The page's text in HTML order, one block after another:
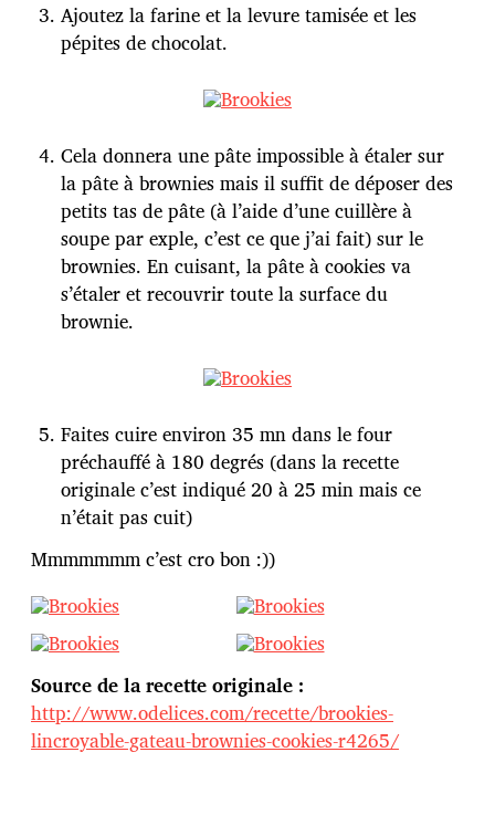
Ajoutez la farine et la levure tamisée et les
pépites de chocolat.
Cela donnera une pâte impossible à étaler sur
la pâte à brownies mais il suffit de déposer des
petits tas de pâte (à l’aide d’une cuillère à
soupe par exple, c’est ce que j’ai fait) sur le
brownies. En cuisant, la pâte à cookies va
s’étaler et recouvrir toute la surface du
brownie.
Faites cuire environ 35 mn dans le four
préchauffé à 180 degrés (dans la recette
originale c’est indiqué 20 à 25 min mais ce
n’était pas cuit)
Mmmmmmm c’est cro bon :))
Source de la recette originale :
http://www.odelices.com/recette/brookies-
lincroyable-gateau-brownies-cookies-r4265/